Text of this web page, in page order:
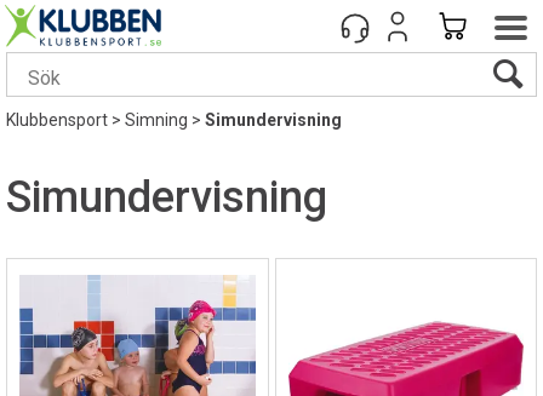
Klubbensport>Simning>Simundervisning
Simundervisning